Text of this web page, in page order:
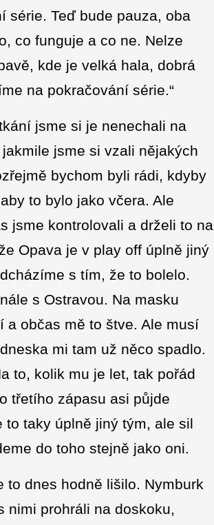
série. Teď bude pauza, oba
co funguje a co ne. Nelze
kde je velká hala, dobrá
na pokračování série.“
jsme si je nenechali na
jsme si vzali nějakých
bychom byli rádi, kdyby
to bylo jako včera. Ale
jsme kontrolovali a drželi to na
Opava je v play off úplně jiný
s tím, že to bolelo.
s Ostravou. Na masku
a občas mě to štve. Ale musí
mi tam už něco spadlo.
to, kolik mu je let, tak pořád
třetího zápasu asi půjde
taky úplně jiný tým, ale sil
do toho stejně jako oni.
to dnes hodně lišilo. Nymburk
nimi prohráli na doskoku,